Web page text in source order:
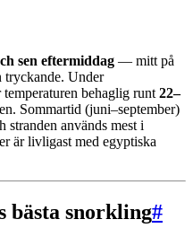
sen eftermiddag — mitt på
tryckande. Under
behaglig runt 22–
Sommartid (juni–september)
stranden används mest i
är livligast med egyptiska
bästa snorkling#